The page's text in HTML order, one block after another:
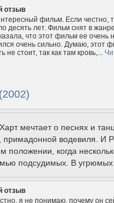
отзыв
фильм. Если честно,
десять лет. Фильм снят в
что этот фильм ее
очень сильно. Думаю, этот
не стоит, так как там кровь,...
мечтает о песнях и
примадонной водевиля. И
положении, когда
подсудимых. В
отзыв
я не понимаю, почему он